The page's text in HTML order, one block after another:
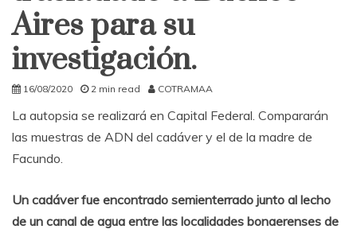
Aires para su
investigación.
16/08/2020 2 min read COTRAMAA
La autopsia se realizará en Capital Federal. Compararán
las muestras de ADN del cadáver y el de la madre de
Facundo.
Un cadáver fue encontrado semienterrado junto al lecho
de un canal de agua entre las localidades bonaerenses de